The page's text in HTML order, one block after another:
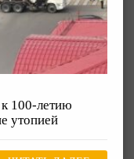
100-летию
утопией